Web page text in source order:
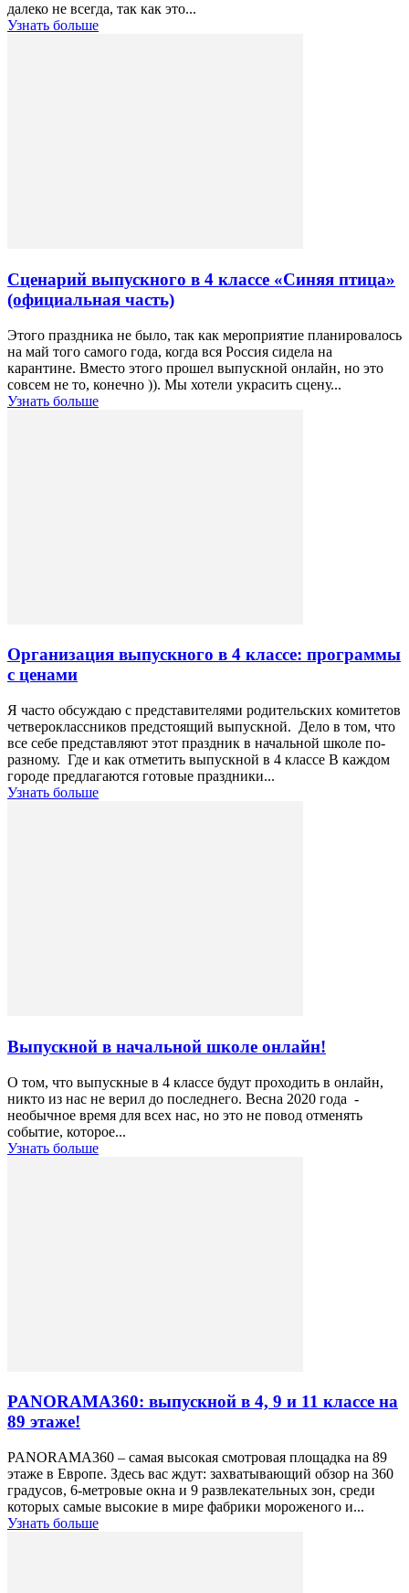
далеко не всегда, так как это...
Узнать больше
Сценарий выпускного в 4 классе «Синяя птица»
(официальная часть)
Этого праздника не было, так как мероприятие планировалось
на май того самого года, когда вся Россия сидела на
карантине. Вместо этого прошел выпускной онлайн, но это
совсем не то, конечно )). Мы хотели украсить сцену...
Узнать больше
Организация выпускного в 4 классе: программы
с ценами
Я часто обсуждаю с представителями родительских комитетов
четвероклассников предстоящий выпускной. Дело в том, что
все себе представляют этот праздник в начальной школе по-
разному. Где и как отметить выпускной в 4 классе В каждом
городе предлагаются готовые праздники...
Узнать больше
Выпускной в начальной школе онлайн!
О том, что выпускные в 4 классе будут проходить в онлайн,
никто из нас не верил до последнего. Весна 2020 года -
необычное время для всех нас, но это не повод отменять
событие, которое...
Узнать больше
PANORAMA360: выпускной в 4, 9 и 11 классе на
89 этаже!
PANORAMA360 – самая высокая смотровая площадка на 89
этаже в Европе. Здесь вас ждут: захватывающий обзор на 360
градусов, 6-метровые окна и 9 развлекательных зон, среди
которых самые высокие в мире фабрики мороженого и...
Узнать больше